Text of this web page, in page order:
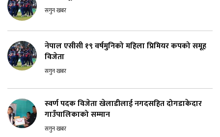
सगुन खबर
नेपाल एसीसी १९ वर्षमुनिको महिला प्रिमियर कपको समूह
विजेता
सगुन खबर
स्वर्ण पदक विजेता खेलाडीलाई नगदसहित दोगडाकेदार
गाउँपालिकाको सम्मान
सगुन खबर